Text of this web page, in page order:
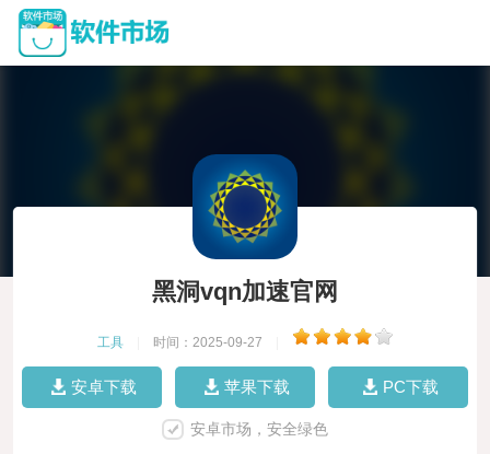
黑洞vqn加速官网
工具 时间：2025-09-27
安卓下载 苹果下载 PC下载
安卓市场，安全绿色